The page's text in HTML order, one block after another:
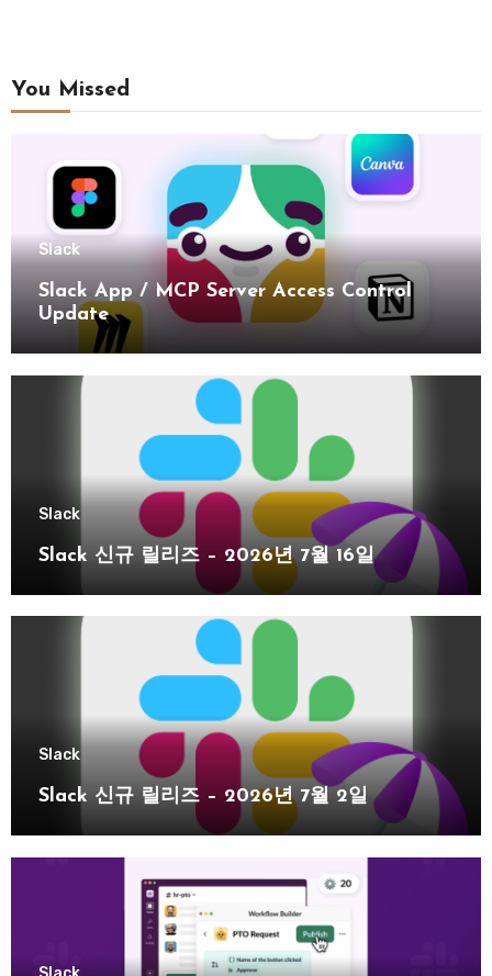
You Missed
Slack
Slack App / MCP Server Access Control
Update
Slack
Slack 신규 릴리즈 – 2026년 7월 16일
Slack
Slack 신규 릴리즈 – 2026년 7월 2일